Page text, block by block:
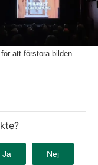
att förstora bilden
webbplats,
Ja Nej